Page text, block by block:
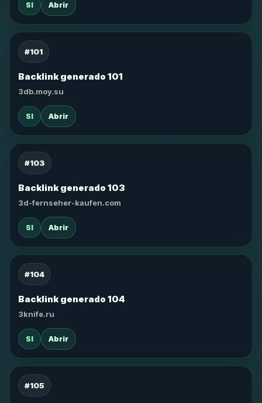
SI Abrir
#101
Backlink generado 101
3db.moy.su
SI Abrir
#103
Backlink generado 103
3d-fernseher-kaufen.com
SI Abrir
#104
Backlink generado 104
3knife.ru
SI Abrir
#105